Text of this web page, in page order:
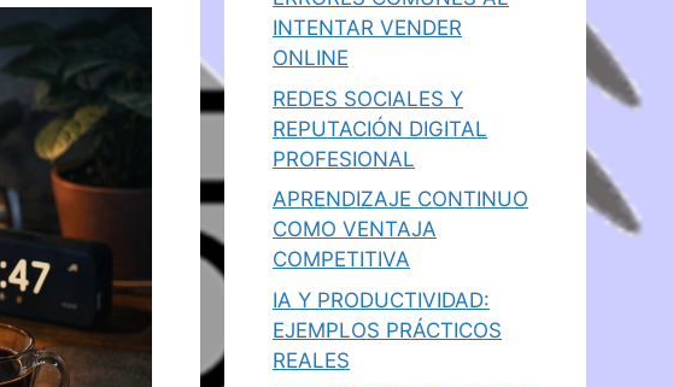
INTENTAR VENDER
ONLINE
REDES SOCIALES Y
REPUTACIÓN DIGITAL
PROFESIONAL
APRENDIZAJE CONTINUO
COMO VENTAJA
COMPETITIVA
IA Y PRODUCTIVIDAD:
EJEMPLOS PRÁCTICOS
REALES